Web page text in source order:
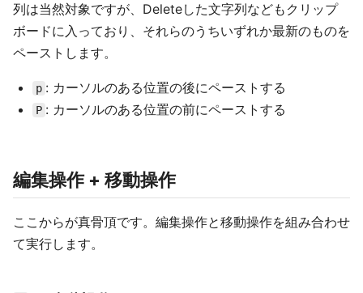
列は当然対象ですが、Deleteした文字列などもクリップ
ボードに入っており、それらのうちいずれか最新のものを
ペーストします。
p : カーソルのある位置の後にペーストする
P : カーソルのある位置の前にペーストする
編集操作 + 移動操作
ここからが真骨頂です。編集操作と移動操作を組み合わせ
て実行します。